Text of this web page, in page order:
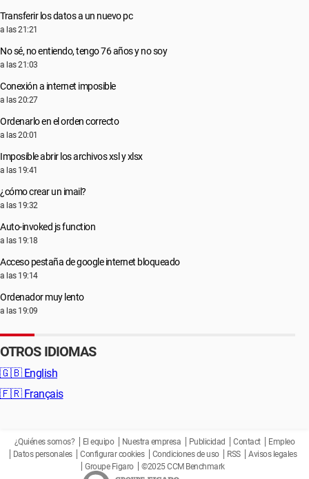
Transferir los datos a un nuevo pc
a las 21:21
No sé, no entiendo, tengo 76 años y no soy
a las 21:03
Conexión a internet imposible
a las 20:27
Ordenarlo en el orden correcto
a las 20:01
Imposible abrir los archivos xsl y xlsx
a las 19:41
¿cómo crear un imail?
a las 19:32
Auto-invoked js function
a las 19:18
Acceso pestaña de google internet bloqueado
a las 19:14
Ordenador muy lento
a las 19:09
OTROS IDIOMAS
🇬🇧 English
🇫🇷 Français
¿Quiénes somos? El equipo Nuestra empresa Publicidad Contact
Empleo
Datos personales
Configurar cookies Condiciones de uso RSS
Avisos legales
Groupe Figaro
©2025 CCM Benchmark